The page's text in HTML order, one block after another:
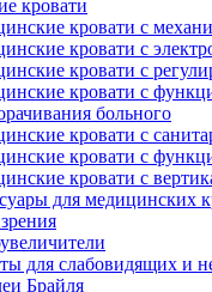
кровати
кровати с
кровати с
кровати с
кровати с
больного
кровати с
кровати с
кровати с
для медицинских
для слабовидящих и
Брайля